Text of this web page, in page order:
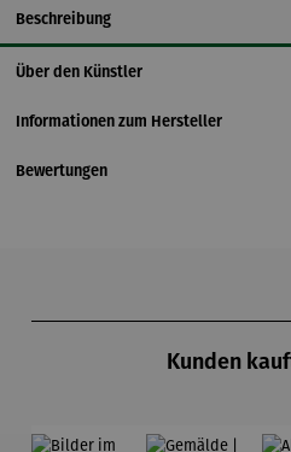
Beschreibung
Über den Künstler
Informationen zum Hersteller
Bewertungen
Kunden